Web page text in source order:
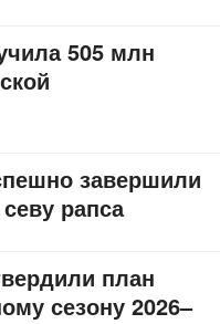
505 млн
завершили
рапса
план
сезону 2026–